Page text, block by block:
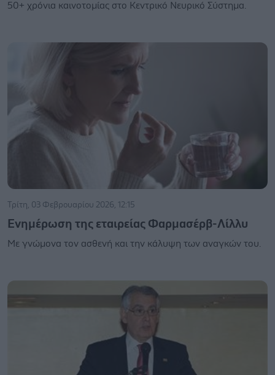
50+ χρόνια καινοτομίας στο Κεντρικό Νευρικό Σύστημα.
Τρίτη, 03 Φεβρουαρίου 2026, 12:15
Eνημέρωση της εταιρείας Φαρμασέρβ-Λίλλυ
Mε γνώμονα τον ασθενή και την κάλυψη των αναγκών του.